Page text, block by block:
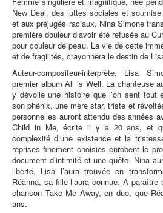
New Deal, des luttes sociales et
et aux préjugés raciaux, Nina Simone
première douleur d’avoir été refusée au
pour couleur de peau. La vie de cette
et de fragilités, crayonnera le destin de
Auteur-compositeur-interprète, Lisa
premier album All is Well. La chanteuse
y dévoile une histoire que l’on sent tout
son phénix, une mère star, triste et
personnelles auront attendu des années
Child in Me, écrite il y a 20 ans, et
complexité d’une existence et la
reprises finement choisies enrobent le
document d’intimité et une quête. Nina
liberté, Lisa l’aura trouvée en
Réanna, sa fille l’aura connue. A
chanson Take Me Away, en duo, que
ans.